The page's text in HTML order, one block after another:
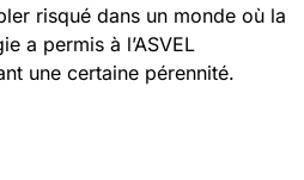
risqué dans un monde où la
a permis à l’ASVEL
une certaine pérennité.